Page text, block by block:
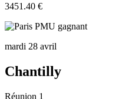
3451.40 €
mardi 28 avril
Chantilly
Réunion 1